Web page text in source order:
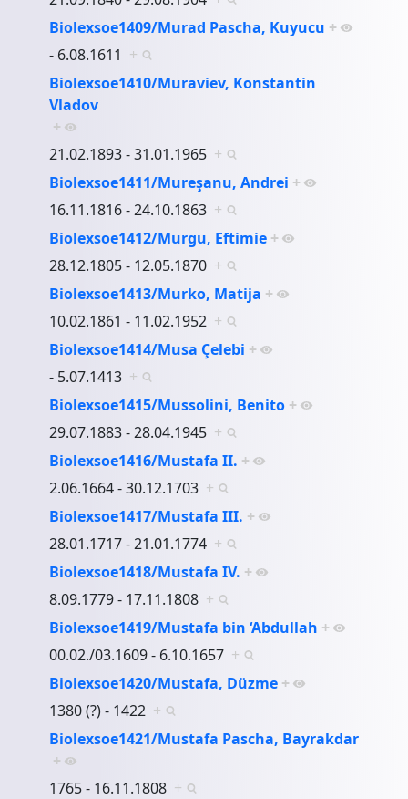
Biolexsoe1409/Murad Pascha, Kuyucu +
- 6.08.1611 +
Biolexsoe1410/Muraviev, Konstantin
Vladov
+
21.02.1893 - 31.01.1965 +
Biolexsoe1411/Mureşanu, Andrei +
16.11.1816 - 24.10.1863 +
Biolexsoe1412/Murgu, Eftimie +
28.12.1805 - 12.05.1870 +
Biolexsoe1413/Murko, Matija +
10.02.1861 - 11.02.1952 +
Biolexsoe1414/Musa Çelebi +
- 5.07.1413 +
Biolexsoe1415/Mussolini, Benito +
29.07.1883 - 28.04.1945 +
Biolexsoe1416/Mustafa II. +
2.06.1664 - 30.12.1703 +
Biolexsoe1417/Mustafa III. +
28.01.1717 - 21.01.1774 +
Biolexsoe1418/Mustafa IV. +
8.09.1779 - 17.11.1808 +
Biolexsoe1419/Mustafa bin ‘Abdullah +
00.02./03.1609 - 6.10.1657 +
Biolexsoe1420/Mustafa, Düzme +
1380 (?) - 1422 +
Biolexsoe1421/Mustafa Pascha, Bayrakdar
+
1765 - 16.11.1808 +